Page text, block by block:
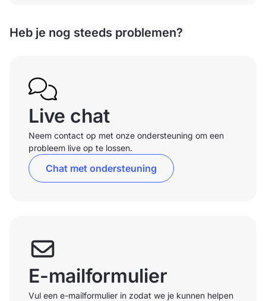
Heb je nog steeds problemen?
Live chat
Neem contact op met onze ondersteuning om een
probleem live op te lossen.
Chat met ondersteuning
E-mailformulier
Vul een e-mailformulier in zodat we je kunnen helpen